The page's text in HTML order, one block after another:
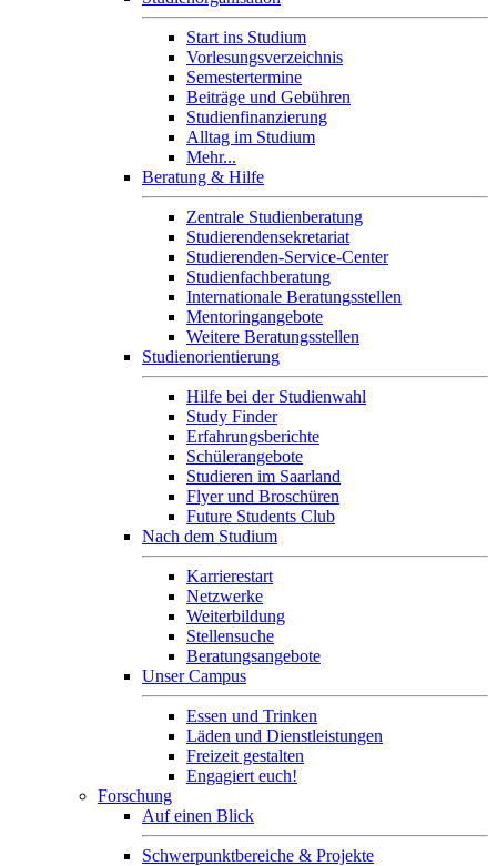
Start ins Studium
Vorlesungsverzeichnis
Semestertermine
Beiträge und Gebühren
Studienfinanzierung
Alltag im Studium
Mehr...
Beratung & Hilfe
Zentrale Studienberatung
Studierendensekretariat
Studierenden-Service-Center
Studienfachberatung
Internationale Beratungsstellen
Mentoringangebote
Weitere Beratungsstellen
Studienorientierung
Hilfe bei der Studienwahl
Study Finder
Erfahrungsberichte
Schülerangebote
Studieren im Saarland
Flyer und Broschüren
Future Students Club
Nach dem Studium
Karrierestart
Netzwerke
Weiterbildung
Stellensuche
Beratungsangebote
Unser Campus
Essen und Trinken
Läden und Dienstleistungen
Freizeit gestalten
Engagiert euch!
Forschung
Auf einen Blick
Schwerpunktbereiche & Projekte